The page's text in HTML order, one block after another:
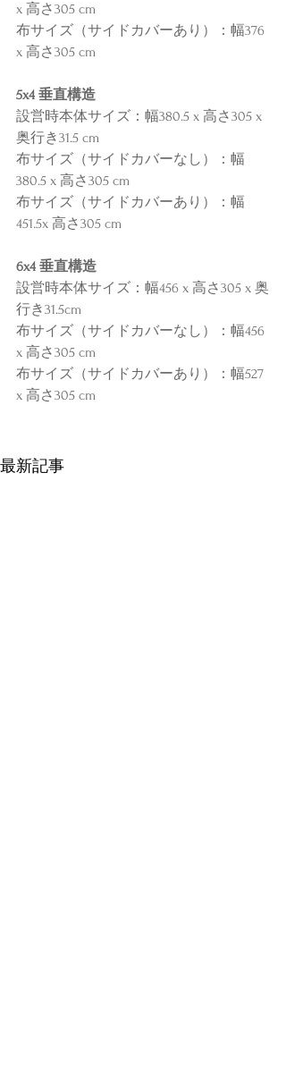
x 高さ305 cm
布サイズ（サイドカバーあり）：幅376
x 高さ305 cm
5x4 垂直構造
設営時本体サイズ：幅380.5 x 高さ305 x
奥行き31.5 cm
布サイズ（サイドカバーなし）：幅
380.5 x 高さ305 cm
布サイズ（サイドカバーあり）：幅
451.5x 高さ305 cm
6x4 垂直構造
設営時本体サイズ：幅456 x 高さ305 x 奥
行き31.5cm
布サイズ（サイドカバーなし）：幅456
x 高さ305 cm
布サイズ（サイドカバーあり）：幅527
x 高さ305 cm
最新記事